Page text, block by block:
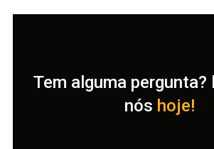
Tem alguma pergunta?
nós hoje!